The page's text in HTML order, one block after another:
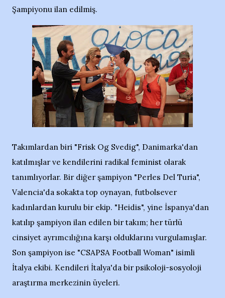
Şampiyonu ilan edilmiş.
Takımlardan biri "Frisk Og Svedig", Danimarka'dan
katılmışlar ve kendilerini radikal feminist olarak
tanımlıyorlar. Bir diğer şampiyon "Perles Del Turia",
Valencia'da sokakta top oynayan, futbolsever
kadınlardan kurulu bir ekip. "Heidis", yine İspanya'dan
katılıp şampiyon ilan edilen bir takım; her türlü
cinsiyet ayrımcılığına karşı olduklarını vurgulamışlar.
Son şampiyon ise "CSAPSA Football Woman" isimli
İtalya ekibi. Kendileri İtalya'da bir psikoloji-sosyoloji
araştırma merkezinin üyeleri.